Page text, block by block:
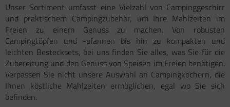
Unser Sortiment umfasst eine Vielzahl von Campinggeschirr
und praktischem Campingzubehör, um Ihre Mahlzeiten im
Freien zu einem Genuss zu machen. Von robusten
Campingtöpfen und -pfannen bis hin zu kompakten und
leichten Bestecksets, bei uns finden Sie alles, was Sie für die
Zubereitung und den Genuss von Speisen im Freien benötigen.
Verpassen Sie nicht unsere Auswahl an Campingkochern, die
Ihnen köstliche Mahlzeiten ermöglichen, egal wo Sie sich
befinden.